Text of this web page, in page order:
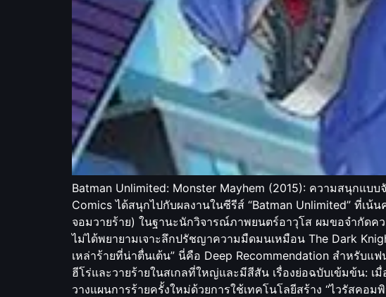
Batman Unlimited: Monster Mayhem (2015): ความสนุกแบ
Comics ได้สนุกไปกับผลงานในซีรีส์ “Batman Unlimited” ที่เน้
จอมวายร้าย) ในฐานะนักวิจารณ์ภาพยนตร์อาวุโส ผมขอจำกัดค
ไม่ได้พยายามเจาะลึกปรัชญาความมืดมนเหมือน The Dark
เหล่าร้ายที่น่าตื่นเต้น” นี่คือ Deep Recommendation สำหรับ
ฮีโร่และวายร้ายในสเกลที่ใหญ่และมีสีสัน เรื่องย่อฉบับเข้มข้น: เ
วางแผนการร้ายครั้งใหม่ด้วยการใช้เทคโนโลยีสร้าง “ไวรัสคอ